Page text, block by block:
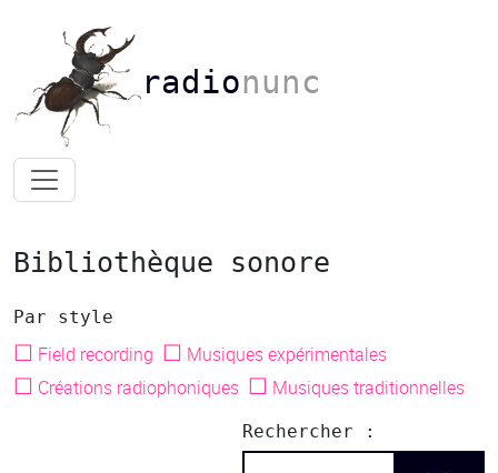
radionunc
Bibliothèque sonore
Par style
☐ Field recording ☐ Musiques expérimentales
☐ Créations radiophoniques ☐ Musiques traditionnelles
Rechercher :